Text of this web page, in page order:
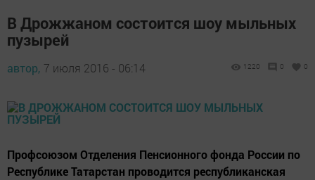
В Дрожжаном состоится шоу мыльных
пузырей
автор, 7 июля 2016 - 06:14 1220 0 0
Профсоюзом Отделения Пенсионного фонда России по
Республике Татарстан проводится республиканская